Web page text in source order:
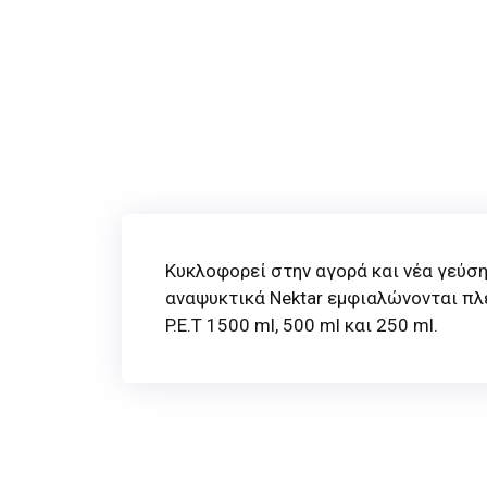
Κυκλοφορεί στην αγορά και νέα
αναψυκτικά Nektar εμφιαλώνονται
P.E.T 1500 ml, 500 ml και 250 ml.